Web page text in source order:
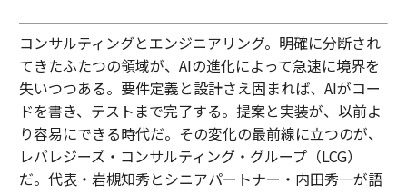
コンサルティングとエンジニアリング。明確に分断され
てきたふたつの領域が、AIの進化によって急速に境界を
失いつつある。要件定義と設計さえ固まれば、AIがコー
ドを書き、テストまで完了する。提案と実装が、以前よ
り容易にできる時代だ。その変化の最前線に立つのが、
レバレジーズ・コンサルティング・グループ（LCG）
だ。代表・岩槻知秀とシニアパートナー・内田秀一が語